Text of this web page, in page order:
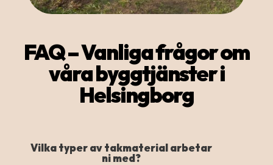
FAQ – Vanliga frågor om
våra byggtjänster i
Helsingborg
Vilka typer av takmaterial arbetar
ni med?